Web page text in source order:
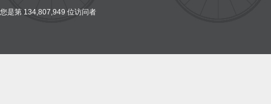
您是第 134,807,949 位访问者